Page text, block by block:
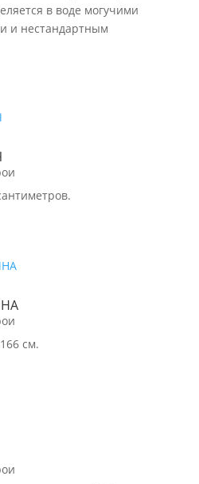
в воде могучими
и нестандартным
см.